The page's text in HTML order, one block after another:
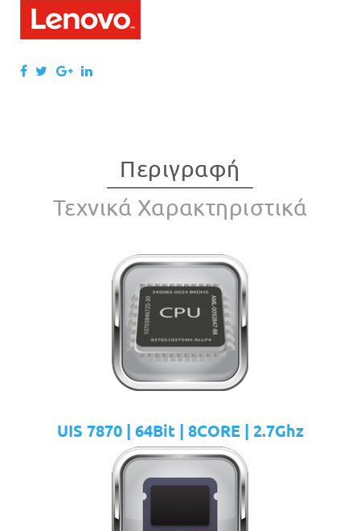
Περιγραφή
Τεχνικά Χαρακτηριστικά
UIS 7870 | 64Bit | 8CORE | 2.7Ghz